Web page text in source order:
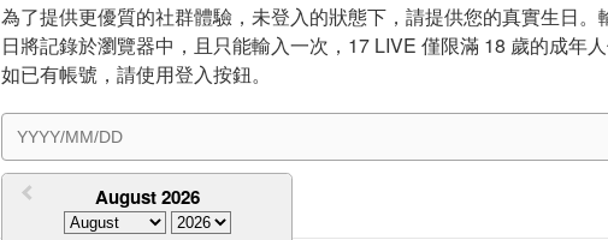
為了提供更優質的社群體驗，未登入的狀態下，請提供您的真實生日。
日將記錄於瀏覽器中，且只能輸入一次，17 LIVE 僅限滿 18 歲的成年人
如已有帳號，請使用登入按鈕。
August 2026
我同意 服務條款與隱私權政策